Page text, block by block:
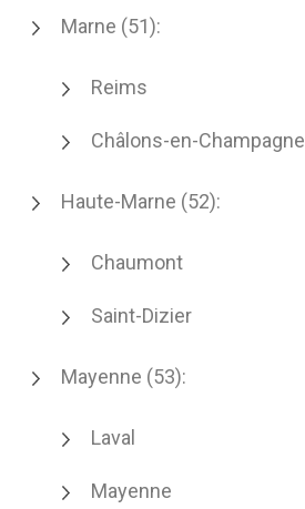
Marne (51):
Reims
Châlons-en-Champagne
Haute-Marne (52):
Chaumont
Saint-Dizier
Mayenne (53):
Laval
Mayenne